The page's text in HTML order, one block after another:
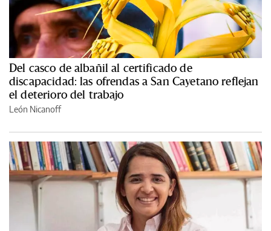
Del casco de albañil al certificado de
discapacidad: las ofrendas a San Cayetano reflejan
el deterioro del trabajo
León Nicanoff